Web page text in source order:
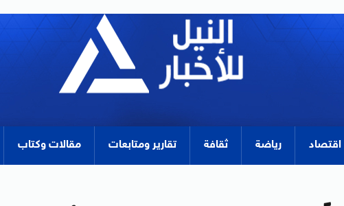
اقتصاد رياضة ثقافة تقارير ومتابعات مقالات وكتاب